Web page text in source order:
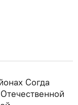
Согда